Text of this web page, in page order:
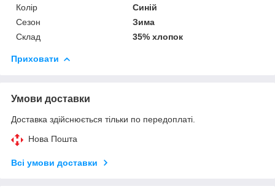
Колір
Синій
Сезон
Зима
Склад
35% хлопок
Приховати
Умови доставки
Доставка здійснюється тільки по передоплаті.
Нова Пошта
Всі умови доставки